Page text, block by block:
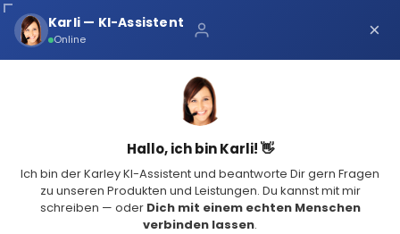
Über uns
Schnelle Lieferung
4.8(73 Bewertungen)
×
Karli — KI-Assistent
Online ×
Hallo, ich bin Karli! 👋
Ich bin der Karley KI-Assistent und beantworte Dir gern Fragen
zu unseren Produkten und Leistungen. Du kannst mit mir
schreiben — oder Dich mit einem echten Menschen
verbinden lassen.